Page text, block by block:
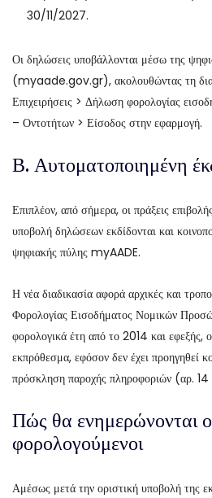
30/11/2027.
Οι δηλώσεις υποβάλλονται μέσω της
(myaade.gov.gr), ακολουθώντας τη
Επιχειρήσεις > Δήλωση φορολογίας
– Οντοτήτων > Είσοδος στην εφαρμογή.
Β. Αυτοματοποιημένη
Επιπλέον, από σήμερα, οι πράξεις
υποβολή δηλώσεων εκδίδονται και
ψηφιακής πύλης myAADE.
Η νέα διαδικασία αφορά αρχικές και
Φορολογίας Εισοδήματος Νομικών
φορολογικά έτη από το 2014 και εφεξής,
εκπρόθεσμα, εφόσον δεν έχει προηγηθεί
πρόσκληση παροχής πληροφοριών (αρ.
Πώς θα ενημερώνονται
φορολογούμενοι
Αμέσως μετά την οριστική υποβολή της